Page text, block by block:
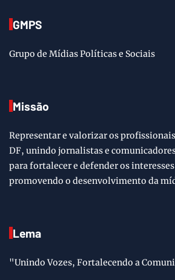
GMPS
Grupo de Mídias Políticas e Sociais
Missão
Representar e valorizar os
DF, unindo jornalistas e
para fortalecer e defender os interesses
promovendo o desenvolvimento da
Lema
"Unindo Vozes, Fortalecendo a